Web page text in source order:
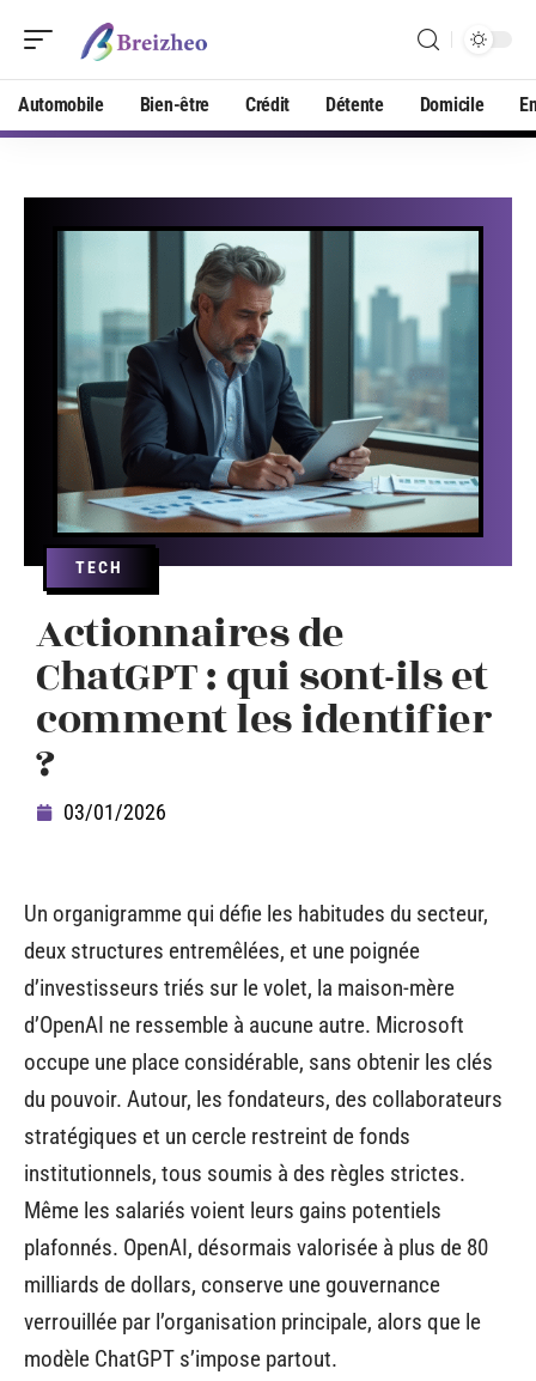
Automobile Bien-être Crédit Détente Domicile
TECH
Actionnaires de
ChatGPT : qui sont-ils et
comment les identifier
?
03/01/2026
Un organigramme qui défie les habitudes du secteur,
deux structures entremêlées, et une poignée
d’investisseurs triés sur le volet, la maison-mère
d’OpenAI ne ressemble à aucune autre. Microsoft
occupe une place considérable, sans obtenir les clés
du pouvoir. Autour, les fondateurs, des collaborateurs
stratégiques et un cercle restreint de fonds
institutionnels, tous soumis à des règles strictes.
Même les salariés voient leurs gains potentiels
plafonnés. OpenAI, désormais valorisée à plus de 80
milliards de dollars, conserve une gouvernance
verrouillée par l’organisation principale, alors que le
modèle ChatGPT s’impose partout.